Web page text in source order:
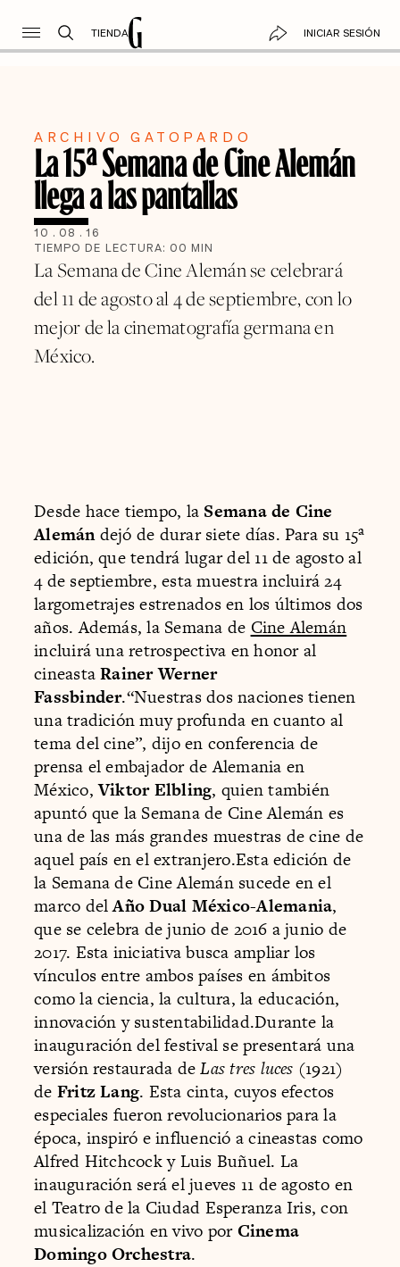
TIENDA INICIAR SESIÓN
ARCHIVO GATOPARDO
La 15ª Semana de Cine Alemán
llega a las pantallas
10 . 08 . 16
TIEMPO DE LECTURA: 00 MIN
La Semana de Cine Alemán se celebrará
del 11 de agosto al 4 de septiembre, con lo
mejor de la cinematografía germana en
México.
Desde hace tiempo, la Semana de Cine
Alemándejó de durar siete días. Para su 15ª
edición, que tendrá lugar del 11 de agosto al
4 de septiembre, esta muestra incluirá 24
largometrajes estrenados en los últimos dos
años. Además, la Semana de Cine Alemán
incluirá una retrospectiva en honor al
cineastaRainer Werner
Fassbinder.“Nuestras dos naciones tienen
una tradición muy profunda en cuanto al
tema del cine”, dijo en conferencia de
prensa el embajador de Alemania en
México,Viktor Elbling, quien también
apuntó que la Semana de Cine Alemán es
una de las más grandes muestras de cine de
aquel país en el extranjero.Esta edición de
la Semana de Cine Alemán sucede en el
marco delAño Dual México-Alemania,
que se celebra de junio de 2016 a junio de
2017. Esta iniciativa busca ampliar los
vínculos entre ambos países en ámbitos
como la ciencia, la cultura, la educación,
innovación y sustentabilidad.Durante la
inauguración del festival se presentará una
versión restaurada deLas tres luces (1921)
de Fritz Lang. Esta cinta, cuyos efectos
especiales fueron revolucionarios para la
época, inspiró e influenció a cineastas como
Alfred Hitchcock y Luis Buñuel. La
inauguración será el jueves 11 de agosto en
el Teatro de la Ciudad Esperanza Iris, con
musicalización en vivo porCinema
Domingo Orchestra.